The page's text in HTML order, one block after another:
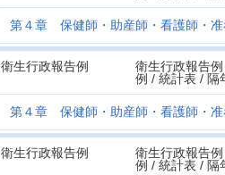
第４章 保健師・助産師・看護師・准
衛生行政報告例
衛生行政報告
例 / 統計表 / 隔
第４章 保健師・助産師・看護師・准
衛生行政報告例
衛生行政報告
例 / 統計表 / 隔